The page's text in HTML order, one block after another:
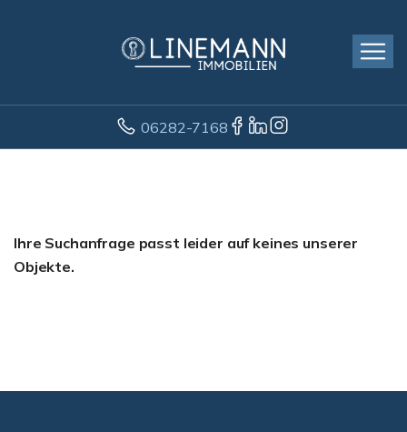
06282-7168
Ihre Suchanfrage passt leider auf keines unserer
Objekte.